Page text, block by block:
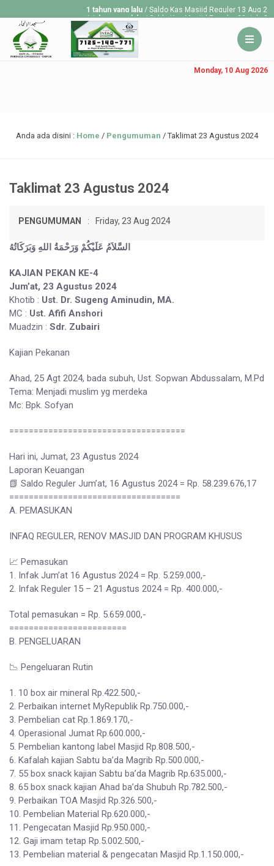
1 tahun yang lalu / Saldo Kas Masjid Reguler 13 Aug 2025
1 tahun yang lalu/ Saldo Kas Masjid Reguler 30 July 2025
1 tahun yang lalu/ Saldo Kas Masjid Reguler 23 July 2025
Monday, 10 Aug 2026
Anda ada disini : Home / Pengumuman /Taklimat 23 Agustus 2024
Taklimat 23 Agustus 2024
PENGUMUMAN : Friday, 23 Aug 2024
السَّلاَمُ عَلَيْكُمْ وَرَحْمَةُ اللهِ وَبَرَكَاتُهُ
KAJIAN PEKAN KE-4
Jum’at, 23 Agustus 2024
Khotib : Ust. Dr. Sugeng Aminudin, MA.
MC : Ust. Afifi Anshori
Muadzin : Sdr. Zubairi
Kajian Pekanan
Ahad, 25 Agt 2024, bada subuh, Ust. Sopwan Abdussalam, M.Pd
Tema: Menjadi muslim yg merdeka
Mc: Bpk. Sofyan
====================================
Hari ini, Jumat, 23 Agustus 2024
Laporan Keuangan
📗 Saldo Reguler Jum’at, 16 Agustus 2024 = Rp. 58.239.676,17
===================================
A. PEMASUKAN
INFAQ REGULER, RENOV MASJID DAN PROGRAM KHUSUS
📈 Pemasukan
1. Infak Jum’at 16 Agustus 2024 = Rp. 5.259.000,-
2. Infak Reguler 15 – 21 Agustus 2024 = Rp. 400.000,-
Total pemasukan = Rp. 5.659.000,-
========================
B. PENGELUARAN
📉 Pengeluaran Rutin
1. 10 box air mineral Rp.422.500,-
2. Perbaikan internet MyRepublik Rp.750.000,-
3. Pembelian cat Rp.1.869.170,-
4. Operasional Jumat Rp.600.000,-
5. Pembelian kantong label Masjid Rp.808.500,-
6. Kafalah kajian Sabtu ba’da Magrib Rp.500.000,-
7. 55 box snack kajian Sabtu ba’da Magrib Rp.635.000,-
8. 65 box snack kajian Ahad ba’da Shubuh Rp.782.500,-
9. Perbaikan TOA Masjid Rp.326.500,-
10. Pembelian Material Rp.620.000,-
11. Pengecatan Masjid Rp.950.000,-
12. Gaji imam tetap Rp.5.002.500,-
13. Pembelian material & pengecatan Masjid Rp.1.150.000,-